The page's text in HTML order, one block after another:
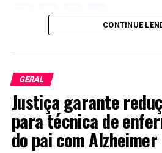
Twitter
Facebook
Share
CONTINUE
GERAL
Justiça garante
para técnica de
do pai com Alzheimer